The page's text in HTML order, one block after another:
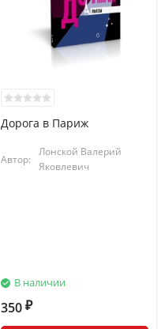
Дорога в Париж
Автор:
Лонской Валерий
Яковлевич
В наличии
350 ₽